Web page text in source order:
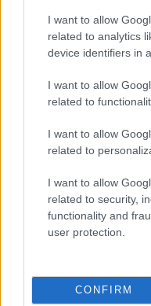
I want to allow
related to analytics
device identifiers in
I want to allow
related to
I want to allow
related to
I want to allow
related to security,
functionality and
user protection.
CONFIRM
Lassan megérkezik
nyaralások, az
balszerencséseknek